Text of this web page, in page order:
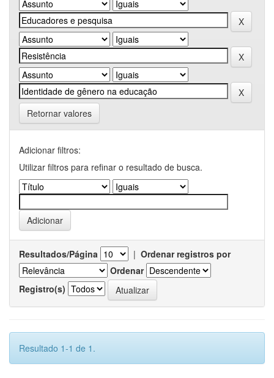
Retornar valores
Adicionar filtros:
Utilizar filtros para refinar o resultado de busca.
Resultados/Página | Ordenar registros por
Ordenar
Registro(s)
Resultado 1-1 de 1.